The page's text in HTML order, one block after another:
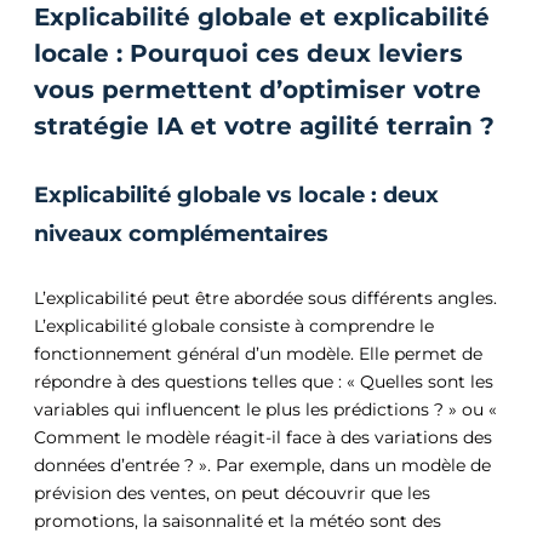
Explicabilité globale et explicabilité
locale : Pourquoi ces deux leviers
vous permettent d’optimiser votre
stratégie IA et votre agilité terrain ?
Explicabilité globale vs locale : deux
niveaux complémentaires
L’explicabilité peut être abordée sous différents angles.
L’explicabilité globale consiste à comprendre le
fonctionnement général d’un modèle. Elle permet de
répondre à des questions telles que : « Quelles sont les
variables qui influencent le plus les prédictions ? » ou «
Comment le modèle réagit-il face à des variations des
données d’entrée ? ». Par exemple, dans un modèle de
prévision des ventes, on peut découvrir que les
promotions, la saisonnalité et la météo sont des